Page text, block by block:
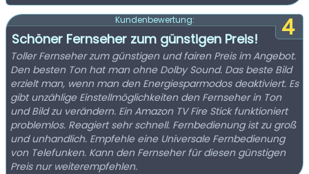
4
Kundenbewertung:
Schöner Fernseher zum günstigen Preis!
Toller Fernseher zum günstigen und fairen Preis im Angebot.
Den besten Ton hat man ohne Dolby Sound. Das beste Bild
erzielt man, wenn man den Energiesparmodos deaktiviert. Es
gibt unzählige Einstellmöglichkeiten den Fernseher in Ton
und Bild zu verändern. Ein Amazon TV Fire Stick funktioniert
problemlos. Reagiert sehr schnell. Fernbedienung ist zu groß
und unhandlich. Empfehle eine Universale Fernbedienung
von Telefunken. Kann den Fernseher für diesen günstigen
Preis nur weiterempfehlen.